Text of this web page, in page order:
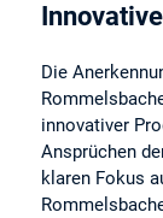
Die
innovativer
Ansprüchen
klaren Fokus